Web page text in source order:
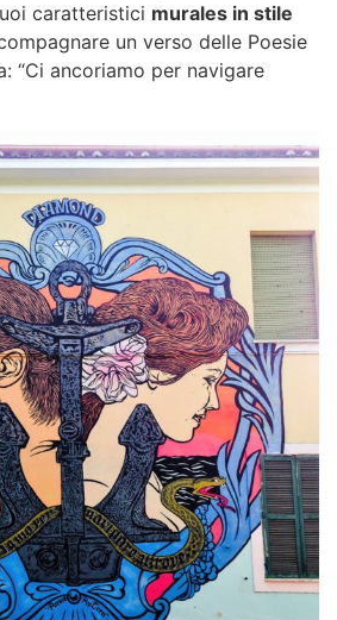
caratteristici murales in stile
un verso delle Poesie
“Ci ancoriamo per navigare